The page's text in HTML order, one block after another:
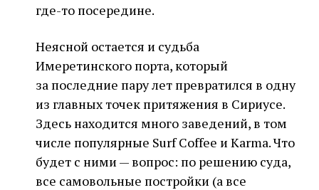
где-то посередине.
Неясной остается и судьба
Имеретинского порта, который
за последние пару лет превратился в одну
из главных точек притяжения в Сириусе.
Здесь находится много заведений, в том
числе популярные Surf Coffee и Karma. Что
будет с ними — вопрос: по решению суда,
все самовольные постройки (а все